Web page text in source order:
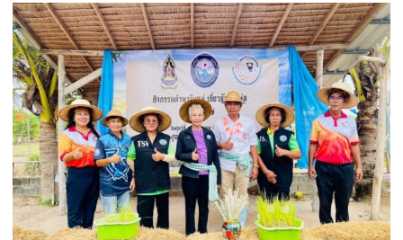
อำเภอ
บางละมุง
เปิด
รับ
สมัคร
ผู้รับ
การ
อบรม
ลูก
เสือ
ชาว
บ้าน